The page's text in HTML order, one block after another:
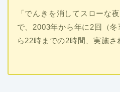
「でんきを消してスローな
で、2003年から年に2回（
ら22時までの2時間、実施さ